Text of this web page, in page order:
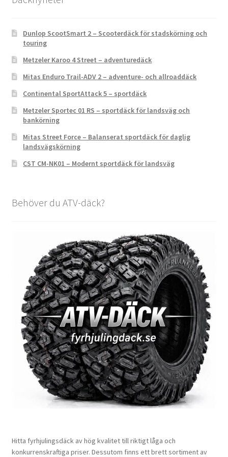
Dunlop ScootSmart 2 – Scooterdäck för stadskörning och
touring
Metzeler Karoo 4 Street – adventuredäck
Mitas Enduro Trail-ADV 2 – adventure- och allroaddäck
Continental SportAttack 5 – sportdäck
Metzeler Sportec 01 RS – sportdäck för landsväg och
bankörning
Mitas Street Force – Balanserat sportdäck för daglig
landsvägskörning
CST CM-NK01 – Modernt sportdäck för landsväg
Behöver du ATV-däck?
Hitta fyrhjulingsdäck av hög kvalitet till riktigt låga och
konkurrenskraftiga priser. Dessutom finns ett brett sortiment av